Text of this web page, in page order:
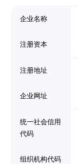
企业名称
注册资本
注册地址
企业网址
统一社会信用
代码
组织机构代码